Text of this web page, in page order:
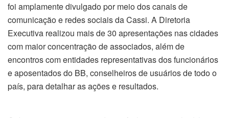
foi amplamente divulgado por meio dos canais de
comunicação e redes sociais da Cassi. A Diretoria
Executiva realizou mais de 30 apresentações nas cidades
com maior concentração de associados, além de
encontros com entidades representativas dos funcionários
e aposentados do BB, conselheiros de usuários de todo o
país, para detalhar as ações e resultados.